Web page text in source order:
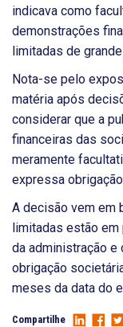
indicava como
demonstrações
limitadas de
Nota-se pelo
matéria após
considerar que a
financeiras das
meramente
expressa
A decisão vem em
limitadas estão
da administração e
obrigação
meses da data do
Compartilhe